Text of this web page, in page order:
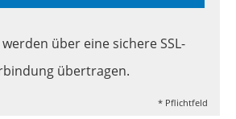
über eine sichere SSL-
übertragen.
* Pflichtfeld